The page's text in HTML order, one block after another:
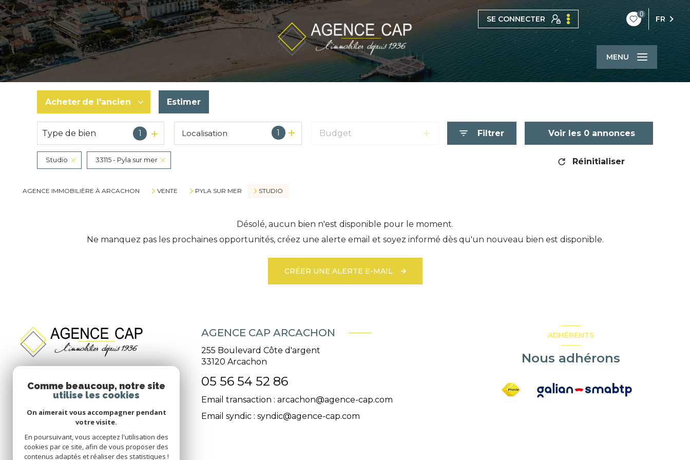
SE CONNECTER
0
FR
MENU
Acheter de l'ancien
De l'ancien
De l'immo pro
Estimer
Type de bien 1 1
Localisation Budget Filtrer Voir les 0annonces
Studio 33115 - Pyla sur mer Réinitialiser
AGENCE IMMOBILIÈRE À ARCACHON VENTE PYLA SUR MER STUDIO
Désolé, aucun bien n'est disponible pour le moment.
Ne manquez pas les prochaines opportunités, créez une alerte email et soyez informé dès qu'un nouveau bien est disponible.
CRÉER UNE ALERTE E-MAIL
AGENCE CAP ARCACHON
255 Boulevard Côte d'argent
33120 Arcachon
05 56 54 52 86
Email transaction : arcachon@agence-cap.com
Email syndic : syndic@agence-cap.com
ADHÉRENTS
Nous adhérons
Comme beaucoup, notre site
utilise les cookies
On aimerait vous accompagner pendant
votre visite.
En poursuivant, vous acceptez l'utilisation des
cookies par ce site, afin de vous proposer des
contenus adaptés et réaliser des statistiques !